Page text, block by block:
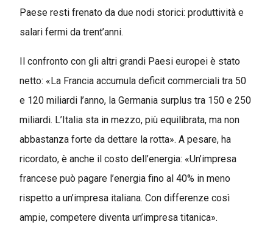
Paese resti frenato da due nodi storici: produttività e
salari fermi da trent’anni.
Il confronto con gli altri grandi Paesi europei è stato
netto: «La Francia accumula deficit commerciali tra 50
e 120 miliardi l’anno, la Germania surplus tra 150 e 250
miliardi. L’Italia sta in mezzo, più equilibrata, ma non
abbastanza forte da dettare la rotta». A pesare, ha
ricordato, è anche il costo dell’energia: «Un’impresa
francese può pagare l’energia fino al 40% in meno
rispetto a un’impresa italiana. Con differenze così
ampie, competere diventa un’impresa titanica».